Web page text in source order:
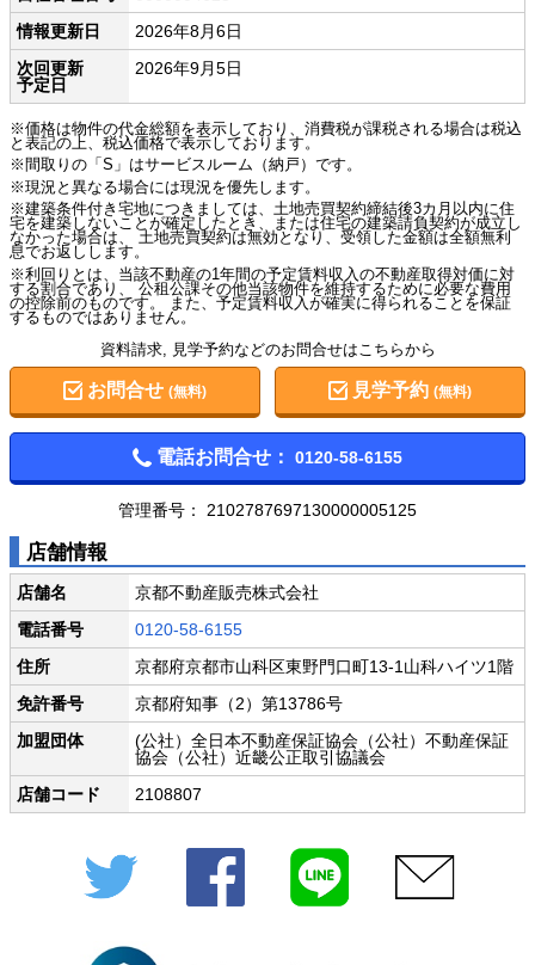
情報更新日
2026年8月6日
次回更新
予定日
2026年9月5日
※価格は物件の代金総額を表示しており、消費税が課税される場合は税込
と表記の上、税込価格で表示しております。
※間取りの「S」はサービスルーム（納戸）です。
※現況と異なる場合には現況を優先します。
※建築条件付き宅地につきましては、土地売買契約締結後3カ月以内に住
宅を建築しないことが確定したとき、または住宅の建築請負契約が成立し
なかった場合は、 土地売買契約は無効となり、受領した金額は全額無利
息でお返しします。
※利回りとは、当該不動産の1年間の予定賃料収入の不動産取得対価に対
する割合であり、 公租公課その他当該物件を維持するために必要な費用
の控除前のものです。 また、予定賃料収入が確実に得られることを保証
するものではありません。
資料請求, 見学予約などのお問合せはこちらから
お問合せ (無料) 見学予約(無料)
電話お問合せ： 0120-58-6155
管理番号： 2102787697130000005125
店舗情報
店舗名
京都不動産販売株式会社
電話番号
0120-58-6155
住所
京都府京都市山科区東野門口町13-1山科ハイツ1階
免許番号
京都府知事（2）第13786号
加盟団体
(公社）全日本不動産保証協会（公社）不動産保証
協会（公社）近畿公正取引協議会
店舗コード
2108807
Twitter Facebook